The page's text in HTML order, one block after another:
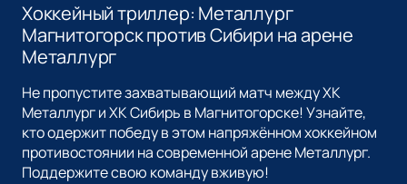
Хоккейный триллер: Металлург
Магнитогорск против Сибири на арене
Металлург
Не пропустите захватывающий матч между ХК
Металлург и ХК Сибирь в Магнитогорске! Узнайте,
кто одержит победу в этом напряжённом хоккейном
противостоянии на современной арене Металлург.
Поддержите свою команду вживую!